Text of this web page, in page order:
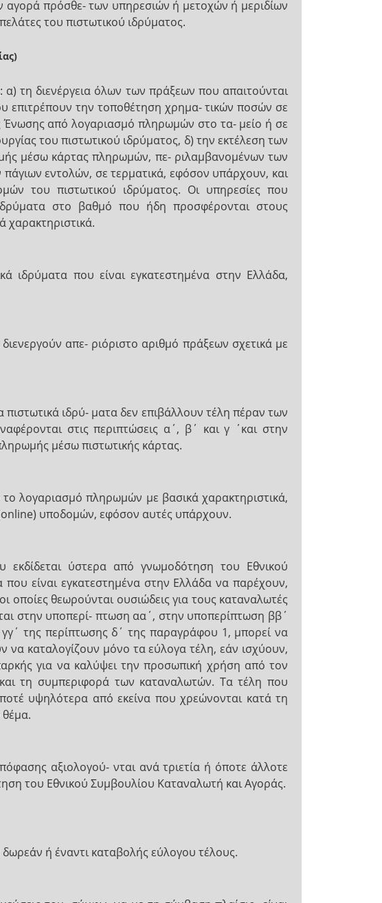
πρόσθε- των υπηρεσιών ή μετοχών ή μεριδίων
του πιστωτικού ιδρύματος.
τη διενέργεια όλων των πράξεων που απαιτούνται
επιτρέπουν την τοποθέτηση χρημα- τικών ποσών σε
Ένωσης από λογαριασμό πληρωμών στο τα- μείο ή σε
του πιστωτικού ιδρύματος, δ) την εκτέλεση των
μέσω κάρτας πληρωμών, πε- ριλαμβανομένων των
εντολών, σε τερματικά, εφόσον υπάρχουν, και
του πιστωτικού ιδρύματος. Οι υπηρεσίες που
στο βαθμό που ήδη προσφέρονται στους
χαρακτηριστικά.
ιδρύματα που είναι εγκατεστημένα στην Ελλάδα,
απε- ριόριστο αριθμό πράξεων σχετικά με
ιδρύ- ματα δεν επιβάλλουν τέλη πέραν των
στις περιπτώσεις α΄, β΄ και γ ΄και στην
μέσω πιστωτικής κάρτας.
το λογαριασμό πληρωμών με βασικά χαρακτηριστικά,
(online) υποδομών, εφόσον αυτές υπάρχουν.
ύστερα από γνωμοδότηση του Εθνικού
είναι εγκατεστημένα στην Ελλάδα να παρέχουν,
οποίες θεωρούνται ουσιώδεις για τους καταναλωτές
στην υποπερί- πτωση αα΄, στην υποπερίπτωση ββ΄
της περίπτωσης δ΄ της παραγράφου 1, μπορεί να
να καταλογίζουν μόνο τα εύλογα τέλη, εάν ισχύουν,
για να καλύψει την προσωπική χρήση από τον
τη συμπεριφορά των καταναλωτών. Τα τέλη που
υψηλότερα από εκείνα που χρεώνονται κατά τη
θέμα.
αξιολογού- νται ανά τριετία ή όποτε άλλοτε
του Εθνικού Συμβουλίου Καταναλωτή και Αγοράς.
ή έναντι καταβολής εύλογου τέλους.